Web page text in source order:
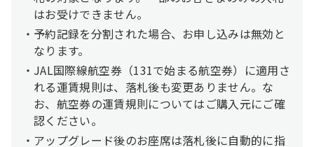
はお受けできません。
予約記録を分割された場合、お申し込みは無効と
なります。
JAL国際線航空券（131で始まる航空券）に適用さ
れる運賃規則は、落札後も変更ありません。な
お、航空券の運賃規則についてはご購入元にご確
認ください。
アップグレード後のお座席は落札後に自動的に指